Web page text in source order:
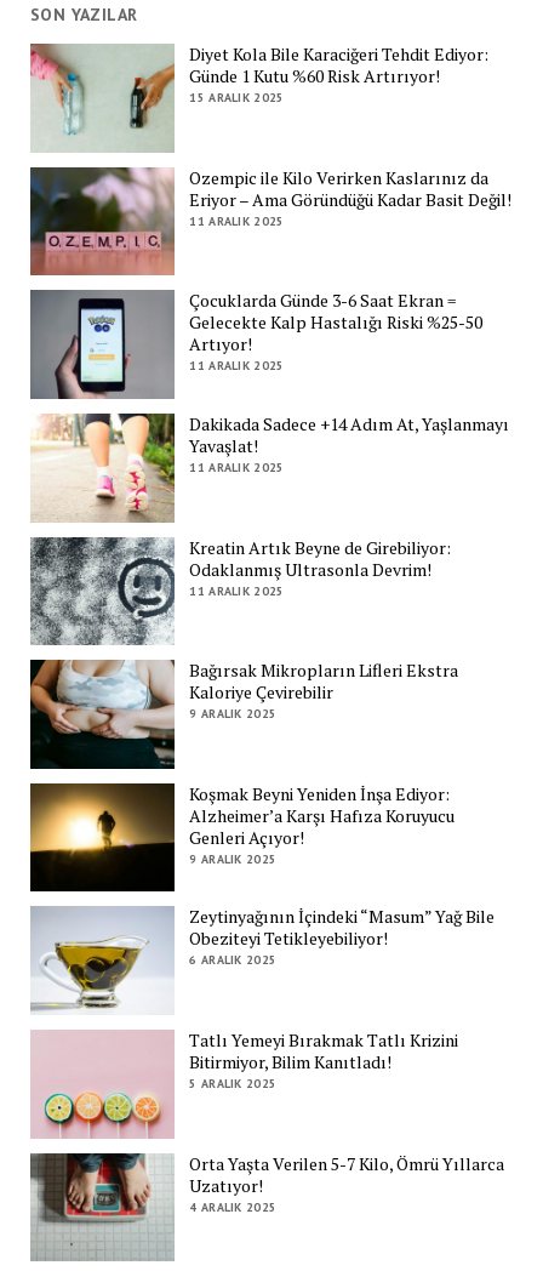
SON YAZILAR
Diyet Kola Bile Karaciğeri Tehdit Ediyor:
Günde 1 Kutu %60 Risk Artırıyor!
15 ARALIK 2025
Ozempic ile Kilo Verirken Kaslarınız da
Eriyor – Ama Göründüğü Kadar Basit Değil!
11 ARALIK 2025
Çocuklarda Günde 3-6 Saat Ekran =
Gelecekte Kalp Hastalığı Riski %25-50
Artıyor!
11 ARALIK 2025
Dakikada Sadece +14 Adım At, Yaşlanmayı
Yavaşlat!
11 ARALIK 2025
Kreatin Artık Beyne de Girebiliyor:
Odaklanmış Ultrasonla Devrim!
11 ARALIK 2025
Bağırsak Mikropların Lifleri Ekstra
Kaloriye Çevirebilir
9 ARALIK 2025
Koşmak Beyni Yeniden İnşa Ediyor:
Alzheimer’a Karşı Hafıza Koruyucu
Genleri Açıyor!
9 ARALIK 2025
Zeytinyağının İçindeki “Masum” Yağ Bile
Obeziteyi Tetikleyebiliyor!
6 ARALIK 2025
Tatlı Yemeyi Bırakmak Tatlı Krizini
Bitirmiyor, Bilim Kanıtladı!
5 ARALIK 2025
Orta Yaşta Verilen 5-7 Kilo, Ömrü Yıllarca
Uzatıyor!
4 ARALIK 2025